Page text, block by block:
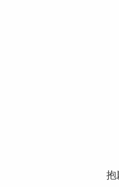
抱